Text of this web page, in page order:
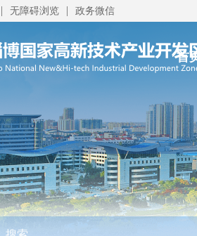
| 无障碍浏览 | 政务微信
首